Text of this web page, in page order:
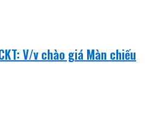
V/v chào giá Màn chiếu